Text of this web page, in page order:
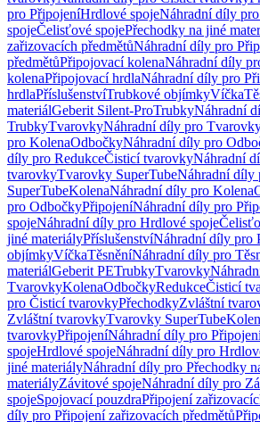
pro PřipojeníHrdlové spojeNáhradní díly
spojeČelisťové spojePřechodky na jiné
zařizovacích předmětůNáhradní díly pro
předmětůPřipojovací kolenaNáhradní díly
kolenaPřipojovací hrdlaNáhradní díly pro
hrdlaPříslušenstvíTrubkové objímkyVíčka
materiálGeberit Silent-ProTrubkyNáhradní
TrubkyTvarovkyNáhradní díly pro
pro KolenaOdbočkyNáhradní díly pro
díly pro RedukceČisticí tvarovkyNáhradní
tvarovkyTvarovky SuperTubeNáhradní díly
SuperTubeKolenaNáhradní díly pro Kolena
pro OdbočkyPřipojeníNáhradní díly pro
spojeNáhradní díly pro Hrdlové spoje
jiné materiályPříslušenstvíNáhradní díly pro
objímkyVíčkaTěsněníNáhradní díly pro
materiálGeberit PETrubkyTvarovky
TvarovkyKolenaOdbočkyRedukceČisticí
pro Čisticí tvarovkyPřechodkyZvláštní
Zvláštní tvarovkyTvarovky SuperTube
tvarovkyPřipojeníNáhradní díly pro
spojeHrdlové spojeNáhradní díly pro
jiné materiályNáhradní díly pro Přechodky
materiályZávitové spojeNáhradní díly pro
spojeSpojovací pouzdraPřipojení
díly pro Připojení zařizovacích předmětů